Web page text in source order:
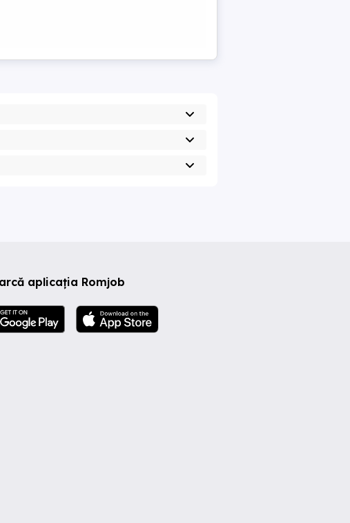
aplicația Romjob